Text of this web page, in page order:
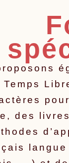
Temps
des